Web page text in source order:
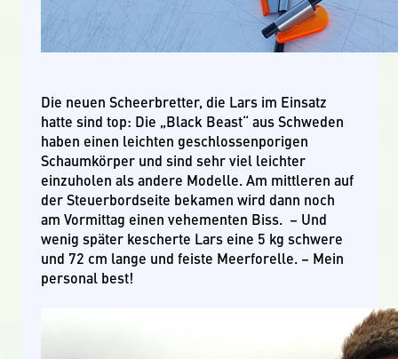
Die neuen Scheerbretter, die Lars im Einsatz
hatte sind top: Die „Black Beast“ aus Schweden
haben einen leichten geschlossenporigen
Schaumkörper und sind sehr viel leichter
einzuholen als andere Modelle. Am mittleren auf
der Steuerbordseite bekamen wird dann noch
am Vormittag einen vehementen Biss. – Und
wenig später kescherte Lars eine 5 kg schwere
und 72 cm lange und feiste Meerforelle. – Mein
personal best!